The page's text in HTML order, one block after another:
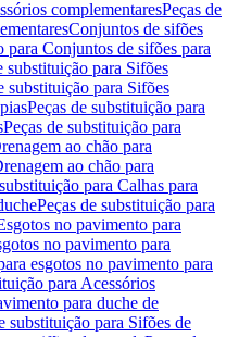
complementaresPeças de
Conjuntos de sifões
para Conjuntos de sifões para
substituição para Sifões
substituição para Sifões
Peças de substituição para
Peças de substituição para
ao chão para
ao chão para
para Calhas para
Peças de substituição para
no pavimento para
no pavimento para
esgotos no pavimento para
para Acessórios
para duche de
substituição para Sifões de